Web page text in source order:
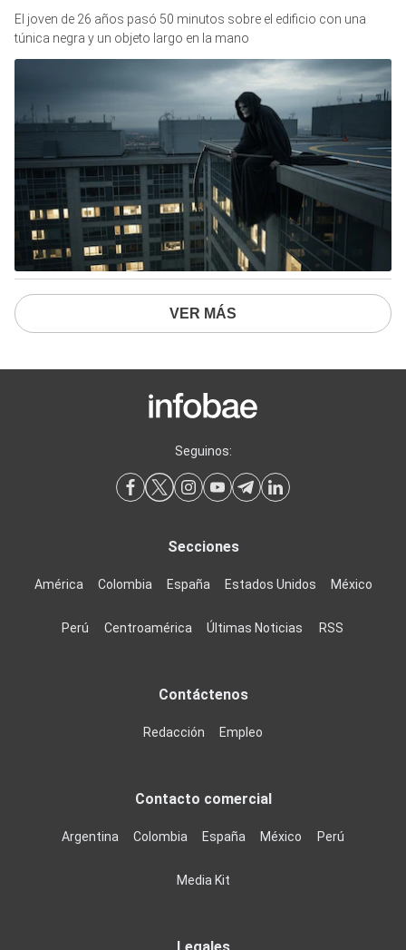
El joven de 26 años pasó 50 minutos sobre el edificio con una
túnica negra y un objeto largo en la mano
VER MÁS
Seguinos:
Secciones
América Colombia España Estados Unidos México
Perú Centroamérica Últimas Noticias RSS
Contáctenos
Redacción Empleo
Contacto comercial
Argentina Colombia España México Perú
Media Kit